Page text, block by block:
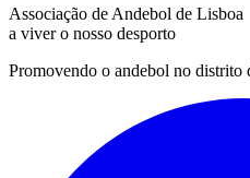
Associação de Andebol de Lisboa
a viver o nosso desporto
Promovendo o andebol no distrito